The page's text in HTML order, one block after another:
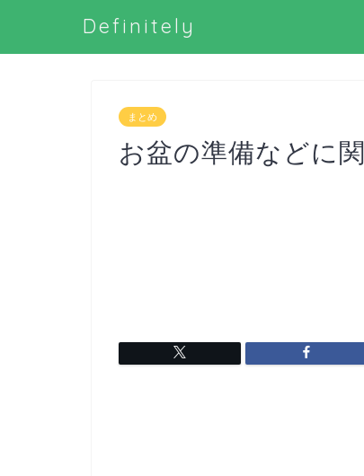
Definitely
まとめ
お盆の準備などに